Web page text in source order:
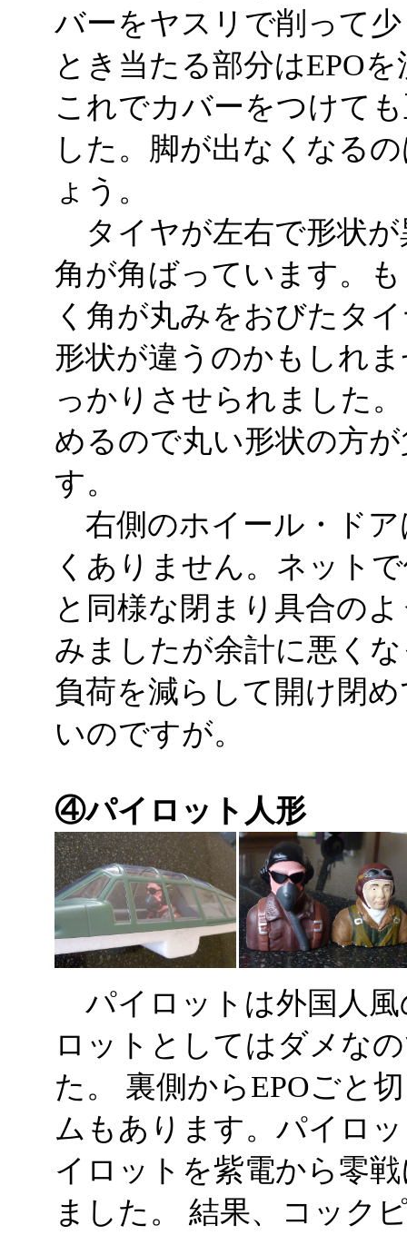
バーをヤスリで削って
とき当たる部分はEPO
これでカバーをつけて
した。脚が出なくなる
ょう。
タイヤが左右で形状が
角が角ばっています。
く角が丸みをおびたタ
形状が違うのかもしれ
っかりさせられました
めるので丸い形状の方
す。
右側のホイール・ドア
くありません。ネット
と同様な閉まり具合の
みましたが余計に悪く
負荷を減らして開け閉
いのですが。
④パイロット人形
パイロットは外国人風
ロットとしてはダメな
た。 裏側からEPOごと
ムもあります。パイロ
イロットを紫電から零
ました。 結果、コック